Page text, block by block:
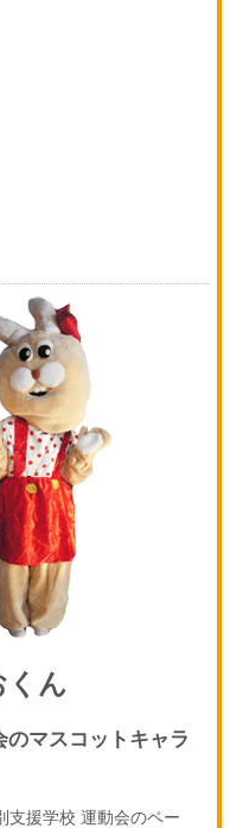
くん
マスコットキャラ
支援学校 運動会のペー